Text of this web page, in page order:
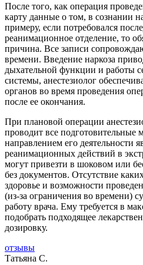
После того, как операция
карту данные о том, в сознании
примеру, если потребовался
реанимационное отделение, то
причина. Все записи
времени. Введение наркоза
дыхательной функции и работы
системы, анестезиолог
органов во время проведения
после ее окончания.
При плановой операции
проводит все подготовительные
направлением его деятельности
реанимационных действий в
могут привезти в шоковом или
без документов. Отсутствие
здоровье и возможности
(из-за ограничения во времени)
работу врача. Ему требуется в
подобрать подходящее
дозировку.
отзывы
Татьяна С.